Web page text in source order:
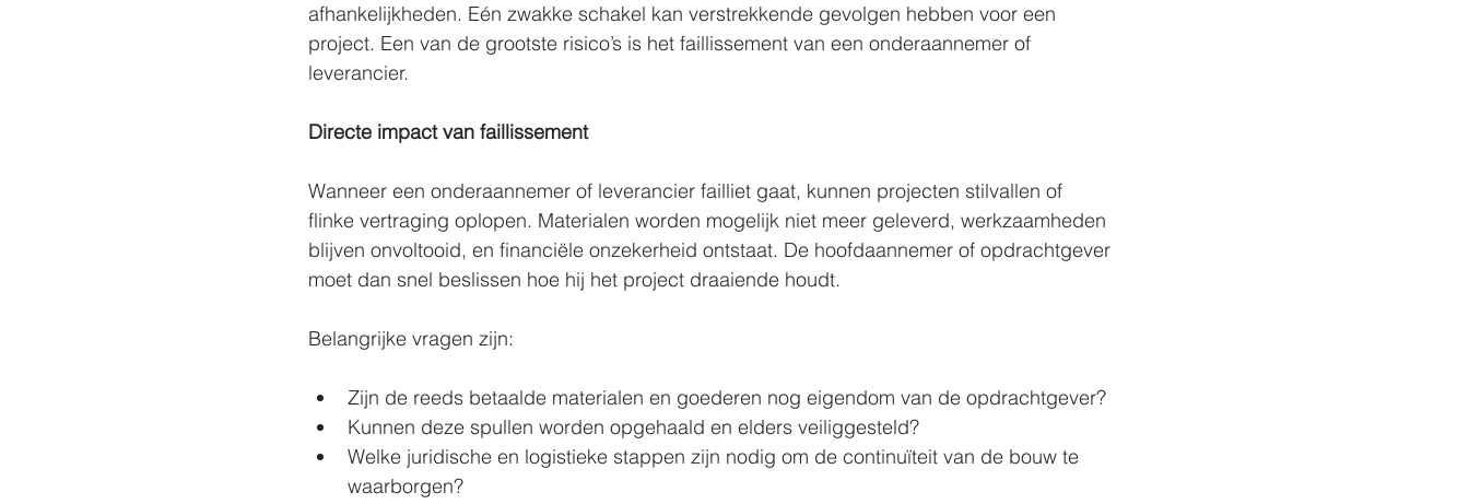
afhankelijkheden. Eén zwakke schakel kan verstrekkende gevolgen hebben voor een
project. Een van de grootste risico’s is het faillissement van een onderaannemer of
leverancier.
Directe impact van faillissement
Wanneer een onderaannemer of leverancier failliet gaat, kunnen projecten stilvallen of
flinke vertraging oplopen. Materialen worden mogelijk niet meer geleverd, werkzaamheden
blijven onvoltooid, en financiële onzekerheid ontstaat. De hoofdaannemer of opdrachtgever
moet dan snel beslissen hoe hij het project draaiende houdt.
Belangrijke vragen zijn:
Zijn de reeds betaalde materialen en goederen nog eigendom van de opdrachtgever?
Kunnen deze spullen worden opgehaald en elders veiliggesteld?
Welke juridische en logistieke stappen zijn nodig om de continuïteit van de bouw te
waarborgen?